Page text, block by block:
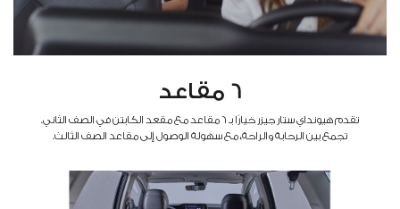
6 مقاعد
تقدم هيونداي ستار جيزر خيارًا بـ 6 مقاعد مع مقعد الكابتن في الصف الثاني.
تجمع بين الرحابة والراحة، مع سهولة الوصول إلى مقاعد الصف الثالث.